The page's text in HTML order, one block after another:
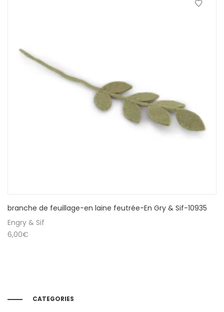
branche de feuillage-en laine feutrée-En Gry & Sif-10935
Engry & Sif
6,00€
CATEGORIES